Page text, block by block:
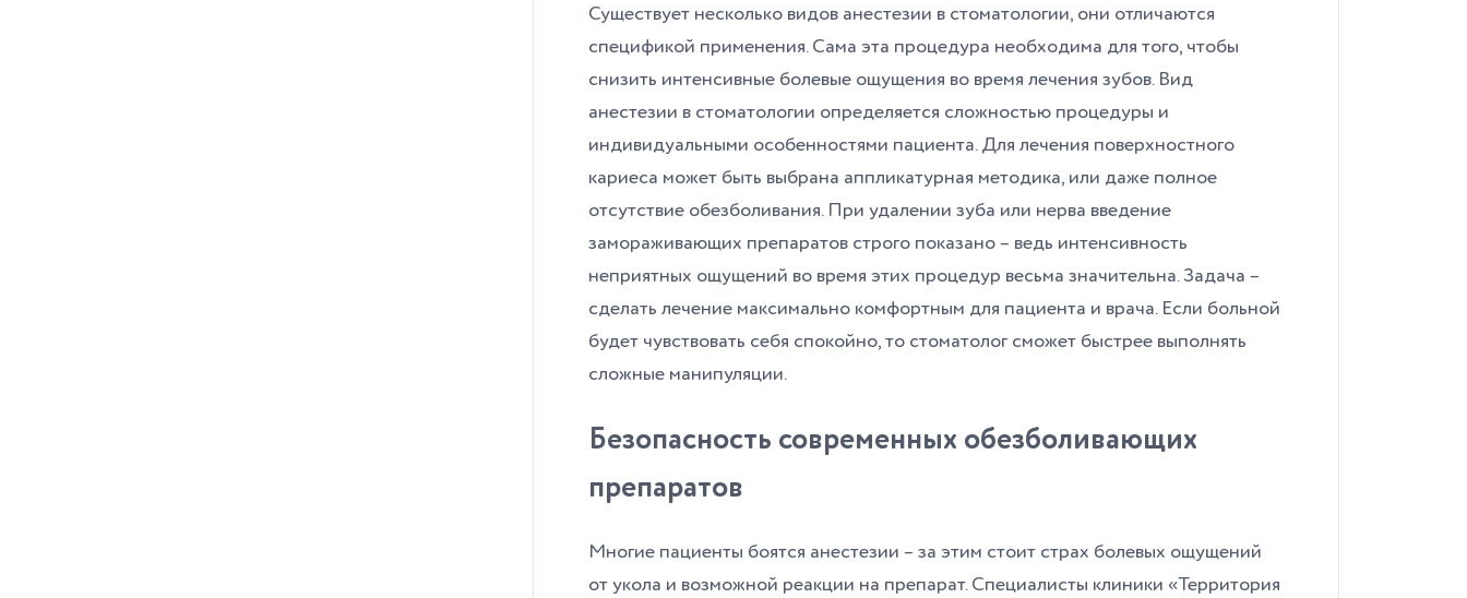
Существует несколько видов анестезии в стоматологии, они отличаются
спецификой применения. Сама эта процедура необходима для того, чтобы
снизить интенсивные болевые ощущения во время лечения зубов. Вид
анестезии в стоматологии определяется сложностью процедуры и
индивидуальными особенностями пациента. Для лечения поверхностного
кариеса может быть выбрана аппликатурная методика, или даже полное
отсутствие обезболивания. При удалении зуба или нерва введение
замораживающих препаратов строго показано – ведь интенсивность
неприятных ощущений во время этих процедур весьма значительна. Задача –
сделать лечение максимально комфортным для пациента и врача. Если больной
будет чувствовать себя спокойно, то стоматолог сможет быстрее выполнять
сложные манипуляции.
Безопасность современных обезболивающих
препаратов
Многие пациенты боятся анестезии – за этим стоит страх болевых ощущений
от укола и возможной реакции на препарат. Специалисты клиники «Территория